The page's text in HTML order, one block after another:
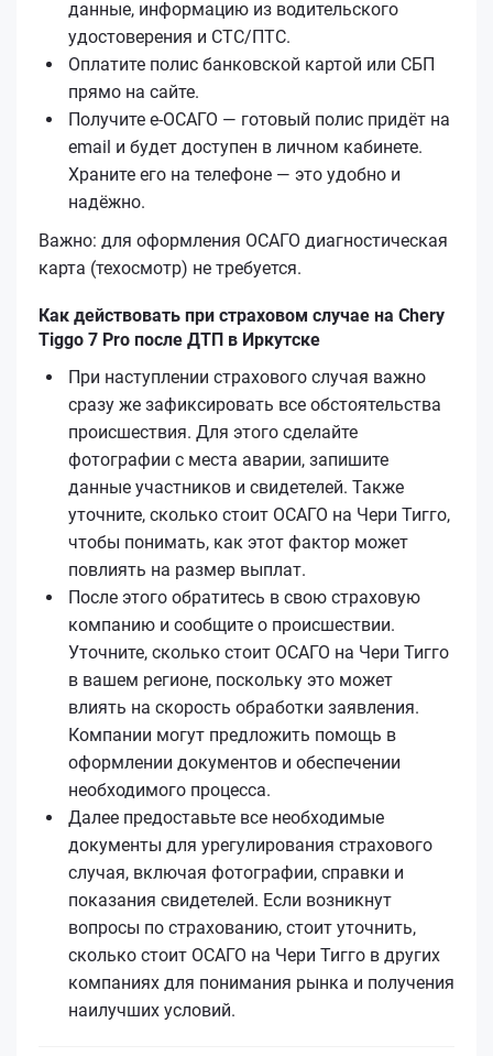
данные, информацию из водительского
удостоверения и СТС/ПТС.
Оплатите полис банковской картой или СБП
прямо на сайте.
Получите е‑ОСАГО — готовый полис придёт на
email и будет доступен в личном кабинете.
Храните его на телефоне — это удобно и
надёжно.
Важно: для оформления ОСАГО диагностическая
карта (техосмотр) не требуется.
Как действовать при страховом случае на Chery
Tiggo 7 Pro после ДТП в Иркутске
При наступлении страхового случая важно
сразу же зафиксировать все обстоятельства
происшествия. Для этого сделайте
фотографии с места аварии, запишите
данные участников и свидетелей. Также
уточните, сколько стоит ОСАГО на Чери Тигго,
чтобы понимать, как этот фактор может
повлиять на размер выплат.
После этого обратитесь в свою страховую
компанию и сообщите о происшествии.
Уточните, сколько стоит ОСАГО на Чери Тигго
в вашем регионе, поскольку это может
влиять на скорость обработки заявления.
Компании могут предложить помощь в
оформлении документов и обеспечении
необходимого процесса.
Далее предоставьте все необходимые
документы для урегулирования страхового
случая, включая фотографии, справки и
показания свидетелей. Если возникнут
вопросы по страхованию, стоит уточнить,
сколько стоит ОСАГО на Чери Тигго в других
компаниях для понимания рынка и получения
наилучших условий.